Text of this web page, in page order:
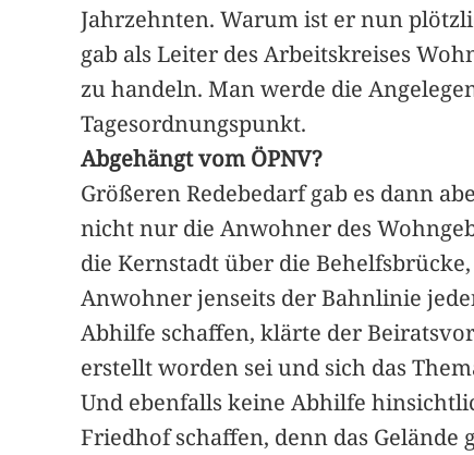
Jahrzehnten. Warum ist er nun
gab als Leiter des Arbeitskreises
zu handeln. Man werde die
Tagesordnungspunkt.
Abgehängt vom ÖPNV?
Größeren Redebedarf gab es dann
nicht nur die Anwohner des
die Kernstadt über die
Anwohner jenseits der Bahnlinie
Abhilfe schaffen, klärte der
erstellt worden sei und sich das
Und ebenfalls keine Abhilfe
Friedhof schaffen, denn das